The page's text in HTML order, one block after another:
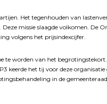
Het tegenhouden van
missie slaagde volkomen. De
volgens het prijsindexcijfer.
te worden van het
keerde het tij voor deze organisatie
in de